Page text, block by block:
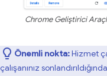
Chrome Geliştirici
Önemli nokta:Hizmet
çalışanınız